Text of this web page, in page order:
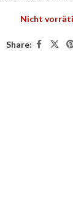
Nicht
Share: